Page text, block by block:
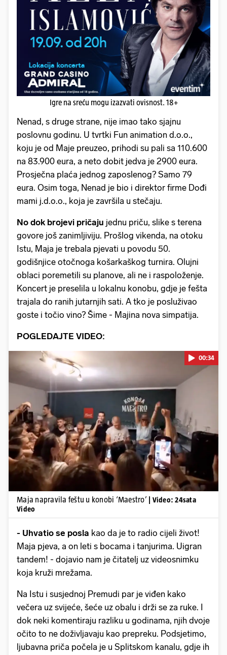
Igre na sreću mogu izazvati ovisnost. 18+
Nenad, s druge strane, nije imao tako sjajnu
poslovnu godinu. U tvrtki Fun animation d.o.o.,
koju je od Maje preuzeo, prihodi su pali sa 110.600
na 83.900 eura, a neto dobit jedva je 2900 eura.
Prosječna plaća jednog zaposlenog? Samo 79
eura. Osim toga, Nenad je bio i direktor firme Dođi
mami j.d.o.o., koja je završila u stečaju.
No dok brojevi pričaju jednu priču, slike s terena
govore još zanimljiviju. Prošlog vikenda, na otoku
Istu, Maja je trebala pjevati u povodu 50.
godišnjice otočnoga košarkaškog turnira. Olujni
oblaci poremetili su planove, ali ne i raspoloženje.
Koncert je preselila u lokalnu konobu, gdje je fešta
trajala do ranih jutarnjih sati. A tko je posluživao
goste i točio vino? Šime - Majina nova simpatija.
POGLEDAJTE VIDEO:
Pokretanje videa...
00:34
Maja napravila feštu u konobi ‘Maestro’
| Video: 24sata
Video
- Uhvatio se posla kao da je to radio cijeli život!
Maja pjeva, a on leti s bocama i tanjurima. Uigran
tandem! - dojavio nam je čitatelj uz videosnimku
koja kruži mrežama.
Na Istu i susjednoj Premudi par je viđen kako
večera uz svijeće, šeće uz obalu i drži se za ruke. I
dok neki komentiraju razliku u godinama, njih dvoje
očito to ne doživljavaju kao prepreku. Podsjetimo,
ljubavna priča počela je u Splitskom kanalu, gdje ih